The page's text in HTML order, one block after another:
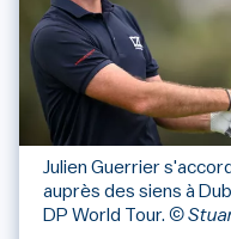
Julien Guerrier
auprès des siens à
DP World Tour. ©